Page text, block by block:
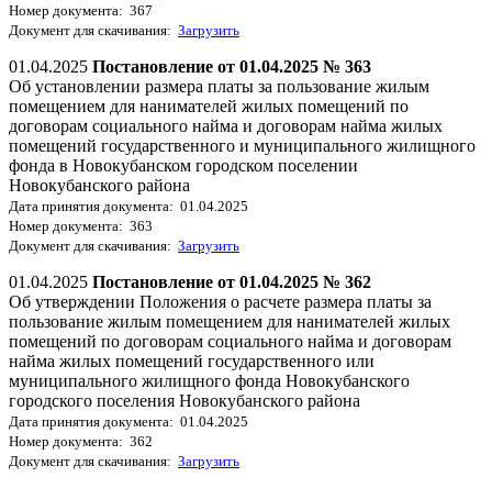
Номер документа: 367
Документ для скачивания: Загрузить
01.04.2025 Постановление от 01.04.2025 № 363
Об установлении размера платы за пользование жилым
помещением для нанимателей жилых помещений по
договорам социального найма и договорам найма жилых
помещений государственного и муниципального жилищного
фонда в Новокубанском городском поселении
Новокубанского района
Дата принятия документа: 01.04.2025
Номер документа: 363
Документ для скачивания: Загрузить
01.04.2025 Постановление от 01.04.2025 № 362
Об утверждении Положения о расчете размера платы за
пользование жилым помещением для нанимателей жилых
помещений по договорам социального найма и договорам
найма жилых помещений государственного или
муниципального жилищного фонда Новокубанского
городского поселения Новокубанского района
Дата принятия документа: 01.04.2025
Номер документа: 362
Документ для скачивания: Загрузить